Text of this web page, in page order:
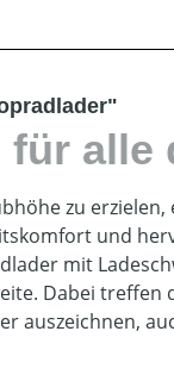
für
zu
und
mit
Dabei
auszeichnen,